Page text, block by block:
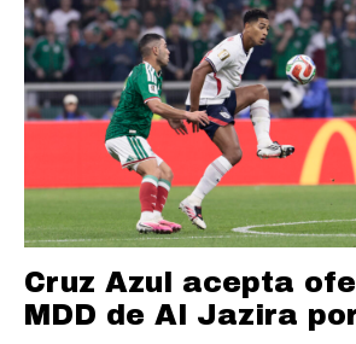
Cruz Azul acepta
MDD de Al Jazira